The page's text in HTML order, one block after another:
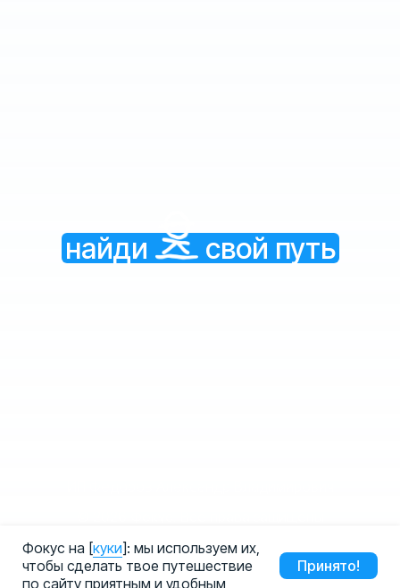
Фокус на [куки]: мы используем их,
чтобы сделать твое путешествие
по сайту приятным и удобным
Принято!
найди свой путь
Политика конфиденциальности
Разработка сайта